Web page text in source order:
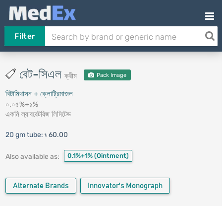
Filter
বেট-সিএলক্রীম Pack Image
বিটামিথাসন + ক্লোট্রিমাজল
০.০৫%+১%
একমি ল্যাবরেটরিজ লিমিটেড
20 gm tube: ৳ 60.00
Also available as: 0.1%+1% (Ointment)
Alternate Brands Innovator's Monograph